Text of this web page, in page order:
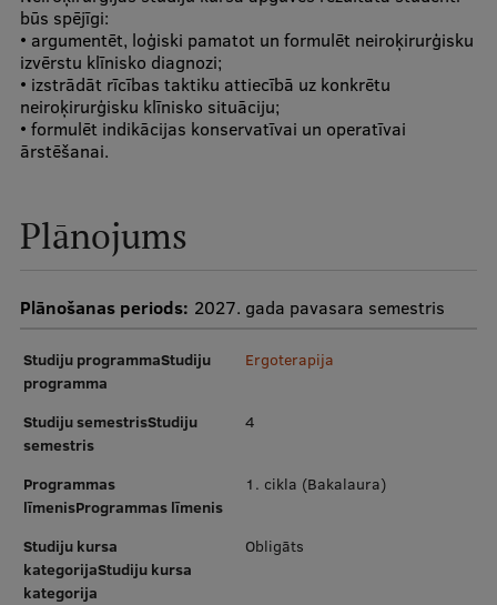
Starptautiskā sadarbība
Mobilitātes programmas
EURAXESS RSU kontaktpunkts
EATRIS koordinators Latvijā
būs spējīgi:
• argumentēt, loģiski pamatot un formulēt neiroķirurģisku
izvērstu klīnisko diagnozi;
• izstrādāt rīcības taktiku attiecībā uz konkrētu
neiroķirurģisku klīnisko situāciju;
• formulēt indikācijas konservatīvai un operatīvai
ārstēšanai.
Plānojums
Plānošanas periods: 2027. gada pavasara semestris
Studiju programmaStudiju
programma
Ergoterapija
Studiju semestrisStudiju
semestris
4
Programmas
līmenisProgrammas līmenis
1. cikla (Bakalaura)
Studiju kursa
kategorijaStudiju kursa
kategorija
Obligāts